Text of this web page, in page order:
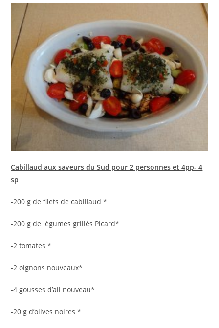
Cabillaud aux saveurs du Sud pour 2 personnes et 4pp- 4
sp
-200 g de filets de cabillaud *
-200 g de légumes grillés Picard*
-2 tomates *
-2 oignons nouveaux*
-4 gousses d’ail nouveau*
-20 g d’olives noires *